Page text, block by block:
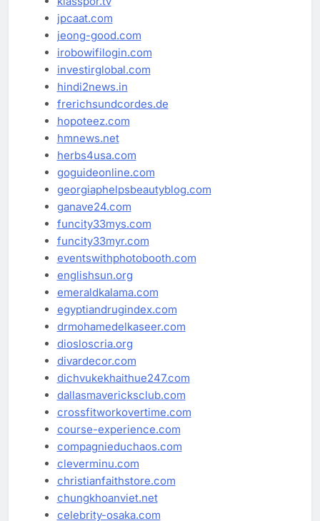
jpcaat.com
jeong-good.com
irobowifilogin.com
investirglobal.com
hindi2news.in
frerichsundcordes.de
hopoteez.com
hmnews.net
herbs4usa.com
goguideonline.com
georgiaphelpsbeautyblog.com
ganave24.com
funcity33mys.com
funcity33myr.com
eventswithphotobooth.com
englishsun.org
emeraldkalama.com
egyptiandrugindex.com
drmohamedelkaseer.com
diosloscria.org
divardecor.com
dichvukekhaithue247.com
dallasmavericksclub.com
crossfitworkovertime.com
course-experience.com
compagnieduchaos.com
cleverminu.com
christianfaithstore.com
chungkhoanviet.net
celebrity-osaka.com